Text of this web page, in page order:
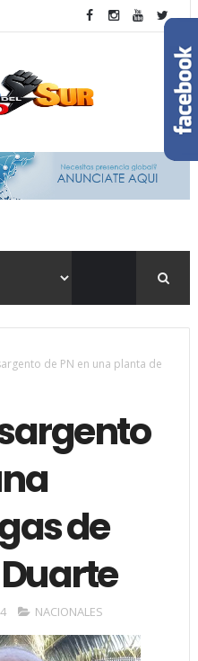
de PN en una planta de
de
NACIONALES